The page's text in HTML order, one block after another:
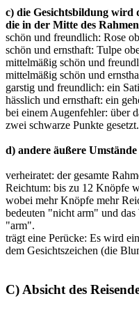
c) die Gesichtsbildung wird
die in der Mitte des
schön und freundlich: Rose
schön und ernsthaft: Tulpe
mittelmäßig schön und
mittelmäßig schön und
garstig und freundlich: ein
hässlich und ernsthaft: ein
bei einem Augenfehler: über
zwei schwarze Punkte gesetzt.
d) andere äußere
verheiratet: der gesamte
Reichtum: bis zu 12 Knöpfe
wobei mehr Knöpfe mehr
bedeuten "nicht arm" und
"arm".
trägt eine Perücke: Es wird
dem Gesichtszeichen (die
C) Absicht des